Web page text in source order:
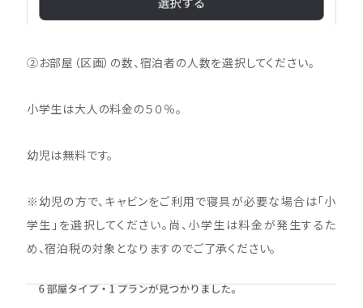
②お部屋（区画）の数、宿泊者の人数を選択してください。
小学生は大人の料金の５０％。
幼児は無料です。
※幼児の方で、キャビンをご利用で寝具が必要な場合は「小
学生」を選択してください。尚、小学生は料金が発生するた
め、宿泊税の対象となりますのでご了承ください。